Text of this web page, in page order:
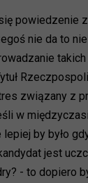
powiedzenie
nie da to
związany z
w
by było
jest
- to dopiero